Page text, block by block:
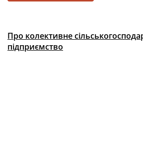
Про колективне
підприємство